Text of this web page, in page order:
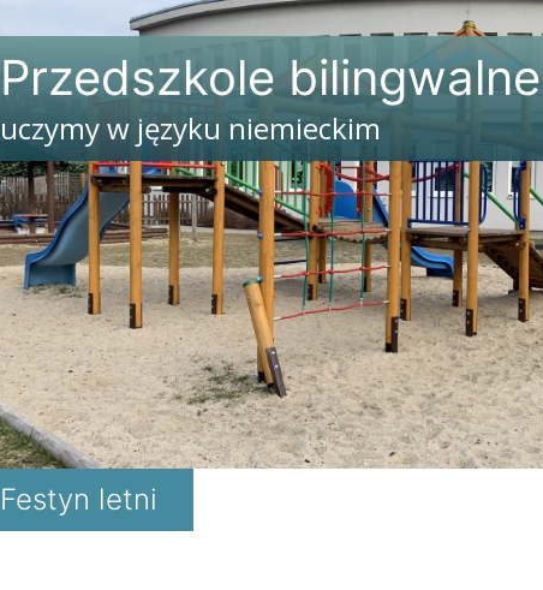
Przedszkole bilingwalne
uczymy w języku niemieckim
Festyn letni